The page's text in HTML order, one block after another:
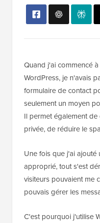
Quand j'ai commencé
WordPress, je n'avais
formulaire de contact
seulement un moyen
Il permet également
privée, de réduire le
Une fois que j'ai
approprié, tout s'est
visiteurs pouvaient me
pouvais gérer les
C'est pourquoi j'utilise